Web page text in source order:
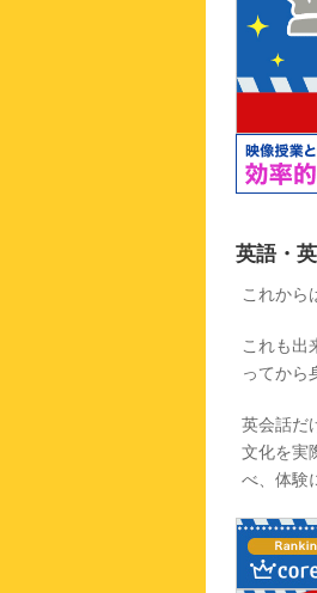
英語・
これから
これも出
ってから
英会話だ
文化を実
べ、体験